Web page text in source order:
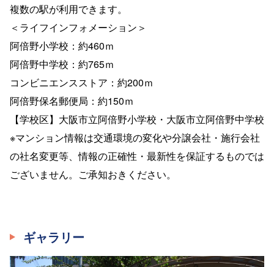
複数の駅が利用できます。
＜ライフインフォメーション＞
阿倍野小学校：約460ｍ
阿倍野中学校：約765ｍ
コンビニエンスストア：約200ｍ
阿倍野保名郵便局：約150ｍ
【学校区】大阪市立阿倍野小学校・大阪市立阿倍野中学校
※マンション情報は交通環境の変化や分譲会社・施行会社
の社名変更等、情報の正確性・最新性を保証するものでは
ございません。ご承知おきください。
ギャラリー